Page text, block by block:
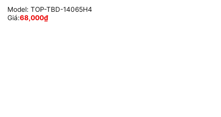
Model: TOP-TBD-14065H4
Giá:68,000₫